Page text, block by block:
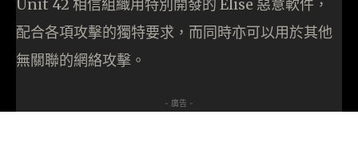
Unit 42 相信組織用特別開發的 Elise 惡意軟件，
配合各項攻擊的獨特要求，而同時亦可以用於其他
無關聯的網絡攻擊。
- 廣告 -